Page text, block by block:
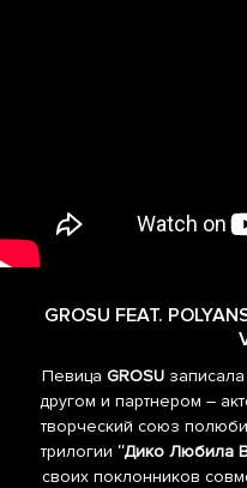
GROSU FEAT.
Певица GROSUзаписала
другом и партнером –
творческий союз
трилогии “Дико Любила
своих поклонников